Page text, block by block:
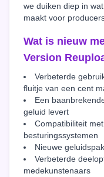
we duiken diep in
maakt voor
Wat is nieuw
Version
Verbeterde
fluitje van een cent
Een
geluid levert
Compatibiliteit
besturingssystemen
Nieuwe
Verbeterde
medekunstenaars